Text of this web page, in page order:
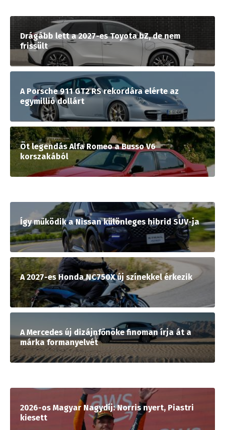
Drágább lett a 2027-es Toyota bZ, de nem
frissült
A Porsche 911 GT2 RS rekordára elérte az
egymillió dollárt
Öt legendás Alfa Romeo a Busso V6
korszakából
Így működik a Nissan különleges hibrid SUV-ja
A 2027-es Honda NC750X új színekkel érkezik
A Mercedes új dizájnfőnöke finoman írja át a
márka formanyelvét
2026-os Magyar Nagydíj: Norris nyert, Piastri
kiesett